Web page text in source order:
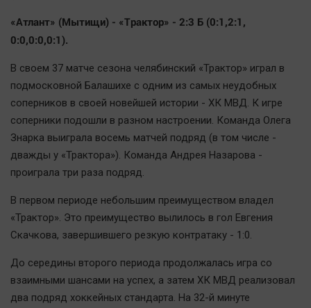
Bookworms
Online-консультация
Афиша
Блогеркуль
Быстрый медиазавод
Вирус чтения
Вкусное
Гороскоп
Дети
ЖКХ
Интервью
«Атлант» (Мытищи) - «Трактор» - 2:3 Б (0:1,2:1,
0:0,0:0,0:1).
В своем 37 матче сезона челябинский «Трактор» играл в
подмосковной Балашихе с одним из самых неудобных
соперников в своей новейшей истории - ХК МВД. К игре
соперники подошли в разном настроении. Команда Олега
Знарка выиграла восемь матчей подряд (в том числе -
дважды у «Трактора»). Команда Андрея Назарова -
проиграла три раза подряд.
В первом периоде небольшим преимуществом владел
«Трактор». Это преимущество вылилось в гол Евгения
Скачкова, завершившего резкую контратаку - 1:0.
До середины второго периода продолжалась игра со
взаимными шансами на успех, а затем ХК МВД реализовал
два подряд хоккейных стандарта. На 32-й минуте